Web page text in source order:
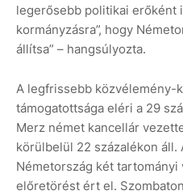
legerősebb politikai erőként
kormányzásra”, hogy
állítsa” – hangsúlyozta.
A legfrissebb közvélemény-
támogatottsága eléri a 29
Merz német kancellár
körülbelül 22 százalékon
Németország két tartományi
előretörést ért el.